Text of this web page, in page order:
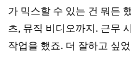
가 믹스할 수 있는 건 뭐든
츠, 뮤직 비디오까지. 근무
작업을 했죠. 더 잘하고 싶